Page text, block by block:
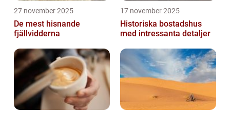
27 november 2025
De mest hisnande
fjällvidderna
17 november 2025
Historiska bostadshus
med intressanta detaljer